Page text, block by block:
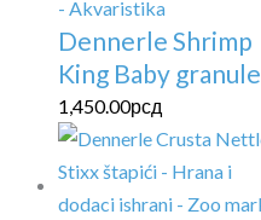
Dennerle Shrimp
King Baby granule
1,450.00рсд